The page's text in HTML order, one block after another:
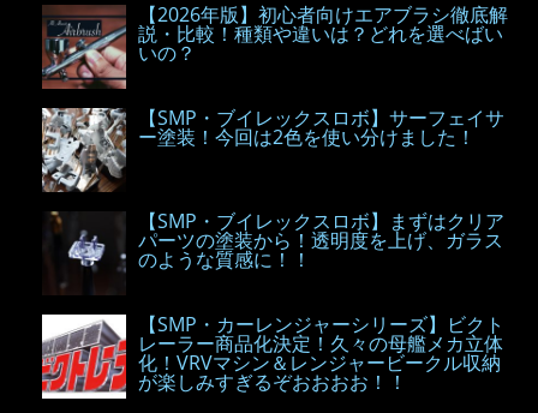
【2026年版】初心者向けエアブラシ徹底解
説・比較！種類や違いは？どれを選べばい
いの？
【SMP・ブイレックスロボ】サーフェイサ
ー塗装！今回は2色を使い分けました！
【SMP・ブイレックスロボ】まずはクリア
パーツの塗装から！透明度を上げ、ガラス
のような質感に！！
【SMP・カーレンジャーシリーズ】ビクト
レーラー商品化決定！久々の母艦メカ立体
化！VRVマシン＆レンジャービークル収納
が楽しみすぎるぞおおおお！！